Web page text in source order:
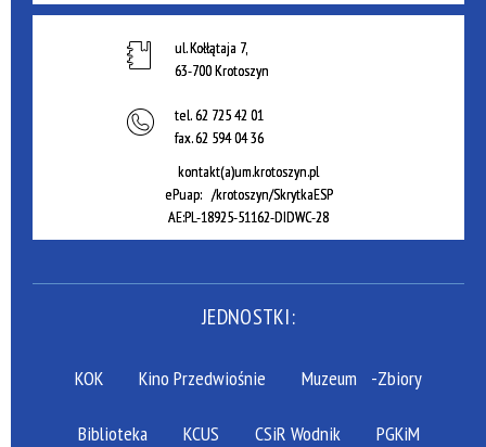
ul. Kołłątaja 7,
63-700 Krotoszyn
tel.62 725 42 01
fax.62 594 04 36
kontakt(a)um.krotoszyn.pl
ePuap: /krotoszyn/SkrytkaESP
AE:PL-18925-51162-DIDWC-28
JEDNOSTKI:
KOK Kino Przedwiośnie Muzeum -Zbiory
Biblioteka KCUS CSiR Wodnik PGKiM